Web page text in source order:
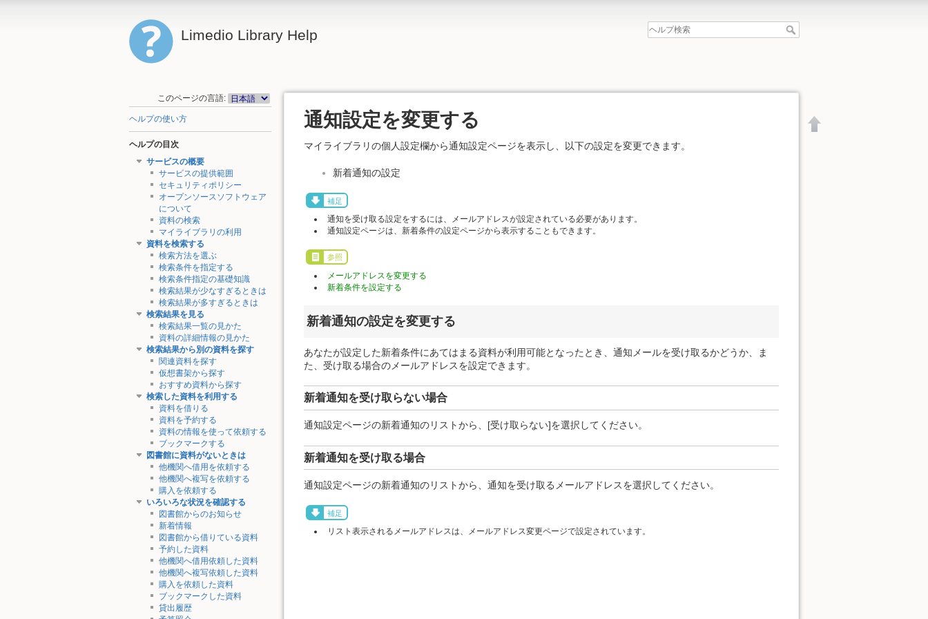
Limedio Library Help
このページの言語:
ヘルプの使い方
ヘルプの目次
サービスの概要
サービスの提供範囲
セキュリティポリシー
オープンソースソフトウェア
について
資料の検索
マイライブラリの利用
資料を検索する
検索方法を選ぶ
検索条件を指定する
検索条件指定の基礎知識
検索結果が少なすぎるときは
検索結果が多すぎるときは
検索結果を見る
検索結果一覧の見かた
資料の詳細情報の見かた
検索結果から別の資料を探す
関連資料を探す
仮想書架から探す
おすすめ資料から探す
検索した資料を利用する
資料を借りる
資料を予約する
資料の情報を使って依頼する
ブックマークする
図書館に資料がないときは
他機関へ借用を依頼する
他機関へ複写を依頼する
購入を依頼する
いろいろな状況を確認する
図書館からのお知らせ
新着情報
図書館から借りている資料
予約した資料
他機関へ借用依頼した資料
他機関へ複写依頼した資料
購入を依頼した資料
ブックマークした資料
貸出履歴
通知設定を変更する
マイライブラリの個人設定欄から通知設定ページを表示し、以下の設定を変更できます。
新着通知の設定
補足
通知を受け取る設定をするには、メールアドレスが設定されている必要があります。
通知設定ページは、新着条件の設定ページから表示することもできます。
参照
メールアドレスを変更する
新着条件を設定する
新着通知の設定を変更する
あなたが設定した新着条件にあてはまる資料が利用可能となったとき、通知メールを受け取るかどうか、ま
た、受け取る場合のメールアドレスを設定できます。
新着通知を受け取らない場合
通知設定ページの新着通知のリストから、[受け取らない]を選択してください。
新着通知を受け取る場合
通知設定ページの新着通知のリストから、通知を受け取るメールアドレスを選択してください。
補足
リスト表示されるメールアドレスは、メールアドレス変更ページで設定されています。